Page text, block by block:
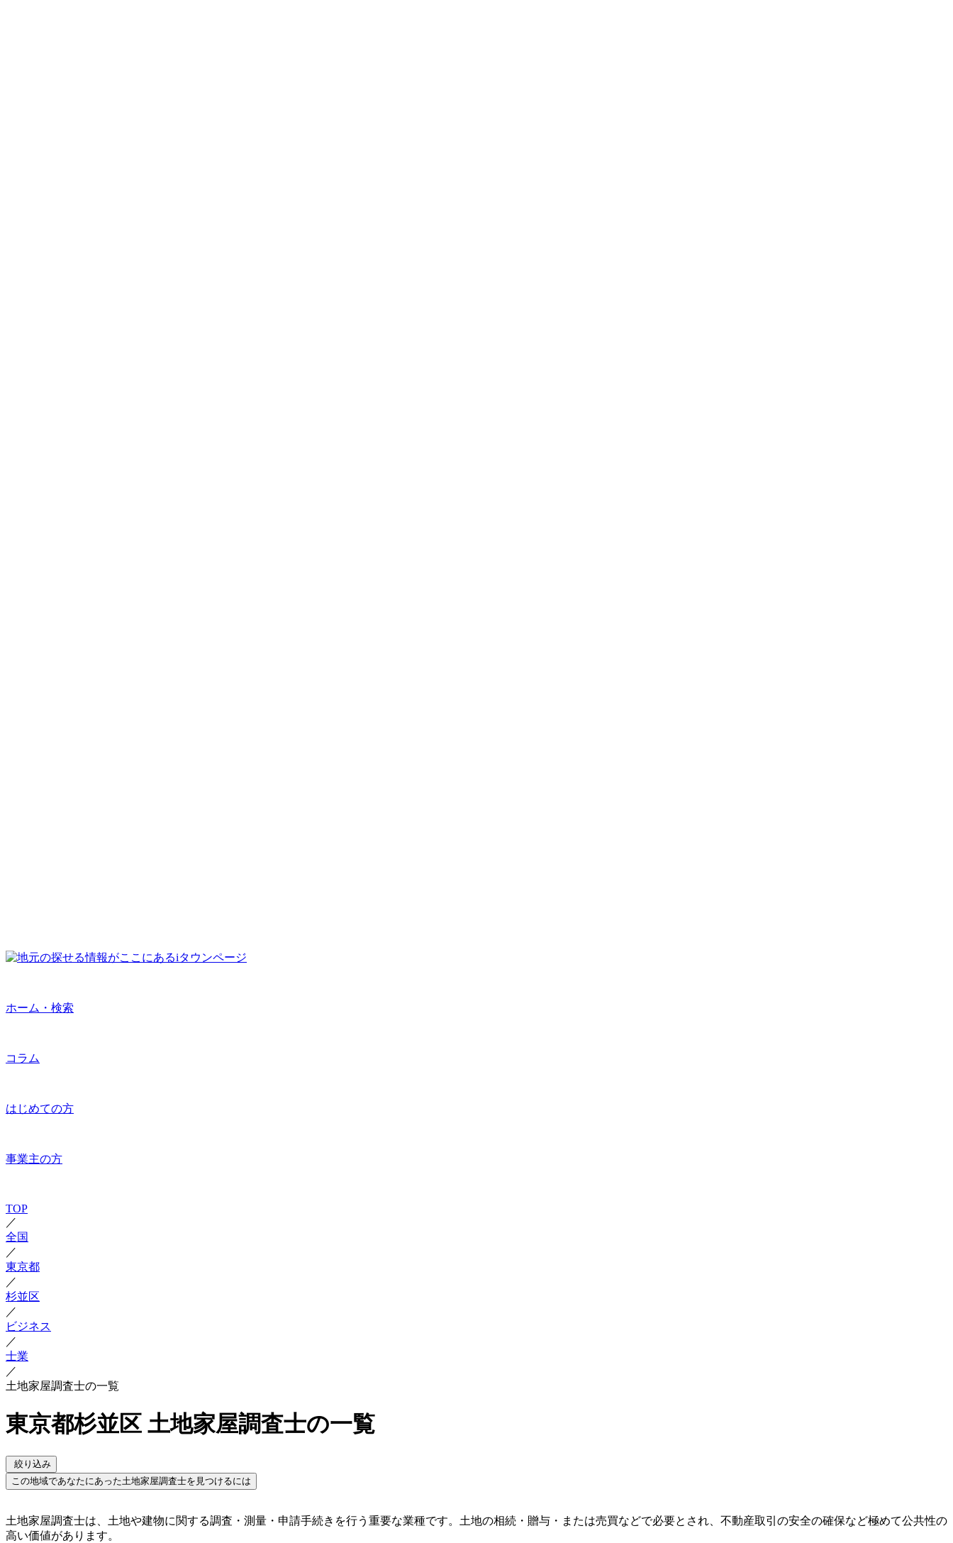
ホーム・検索
コラム
はじめての方
事業主の方
TOP
／
全国
／
東京都
／
杉並区
／
ビジネス
／
士業
／
土地家屋調査士の一覧
東京都杉並区 土地家屋調査士の一覧
絞り込み
この地域であなたにあった土地家屋調査士を見つけるには
土地家屋調査士は、土地や建物に関する調査・測量・申請手続きを行う重要な業種です。土地の相続・贈与・または売買などで必要とされ、不動産取引の安全の確保など極めて公共性の
高い価値があります。